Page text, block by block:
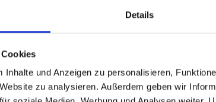
Details
Inhalte und Anzeigen zu personalisieren,
zu analysieren. Außerdem geben wir